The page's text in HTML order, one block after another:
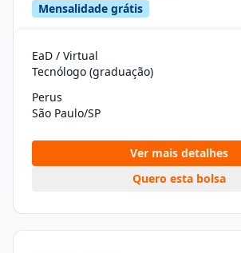
Mensalidade grátis
EaD / Virtual
Tecnólogo (graduação)
Perus
São Paulo/SP
Ver mais detalhes
Quero esta bolsa